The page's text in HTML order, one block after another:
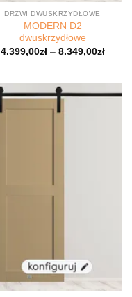
DRZWI DWUSKRZYDŁOWE
MODERN D2
dwuskrzydłowe
4.399,00zł– 8.349,00zł